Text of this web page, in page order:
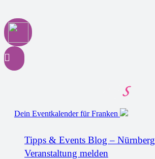
Dein Eventkalender für Franken
Tipps & Events Blog – Nürnberg
Veranstaltung melden